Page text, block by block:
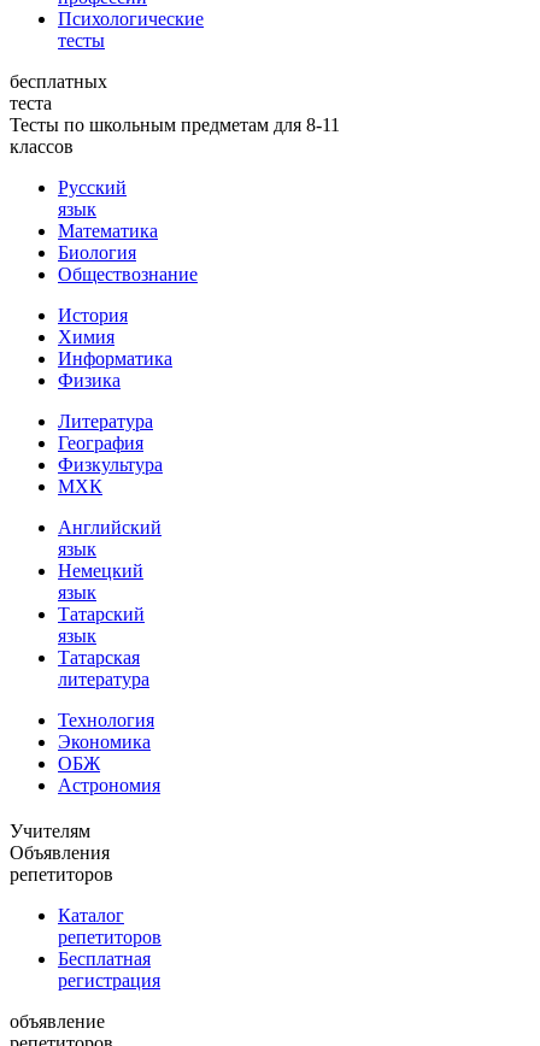
Психологические
тесты
бесплатных
теста
Тесты по школьным предметам для 8-11
классов
Русский
язык
Математика
Биология
Обществознание
История
Химия
Информатика
Физика
Литература
География
Физкультура
МХК
Английский
язык
Немецкий
язык
Татарский
язык
Татарская
литература
Технология
Экономика
ОБЖ
Астрономия
Учителям
Объявления
репетиторов
Каталог
репетиторов
Бесплатная
регистрация
объявление